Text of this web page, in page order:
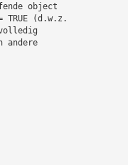
object
(d.w.z.
andere